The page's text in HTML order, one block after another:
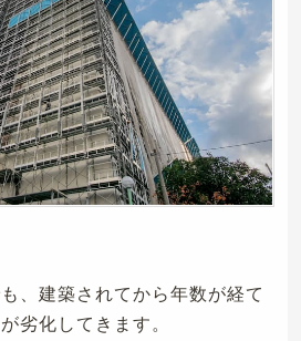
、建築されてから年数が経て
劣化してきます。